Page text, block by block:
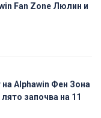
Fan Zone Люлин и
Alphawin Фен Зона
започва на 11